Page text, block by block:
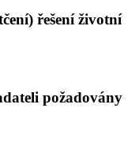
řešení životní
požadovány